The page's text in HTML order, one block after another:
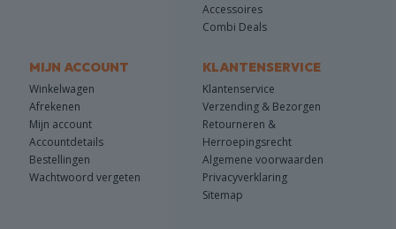
Accessoires
Combi Deals
MIJN ACCOUNT
Winkelwagen
Afrekenen
Mijn account
Accountdetails
Bestellingen
Wachtwoord vergeten
KLANTENSERVICE
Klantenservice
Verzending & Bezorgen
Retourneren &
Herroepingsrecht
Algemene voorwaarden
Privacyverklaring
Sitemap